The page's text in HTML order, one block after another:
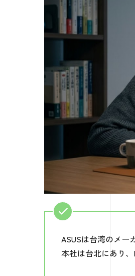
ASUSは台湾のメー
本社は台北にあり